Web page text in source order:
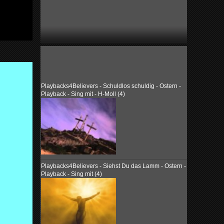
Playbacks4Believers - Schuldlos schuldig - Ostern -
Playback - Sing mit - H-Moll (4)
Playbacks4Believers - Siehst Du das Lamm - Ostern -
Playback - Sing mit (4)